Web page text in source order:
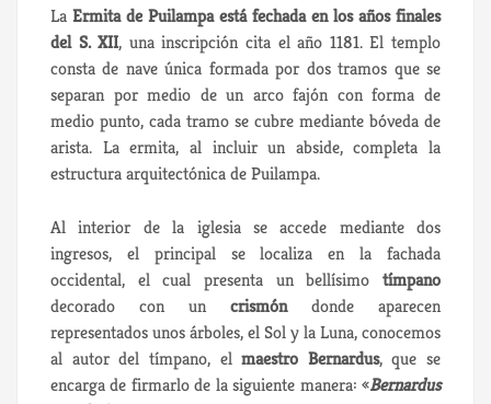
La Ermita de Puilampa está fechada en los años finales
del S. XII, una inscripción cita el año 1181. El templo
consta de nave única formada por dos tramos que se
separan por medio de un arco fajón con forma de
medio punto, cada tramo se cubre mediante bóveda de
arista. La ermita, al incluir un abside, completa la
estructura arquitectónica de Puilampa.
Al interior de la iglesia se accede mediante dos
ingresos, el principal se localiza en la fachada
occidental, el cual presenta un bellísimo tímpano
decorado con un crismóndonde aparecen
representados unos árboles, el Sol y la Luna, conocemos
al autor del tímpano, elmaestro Bernardus, que se
encarga de firmarlo de la siguiente manera: «Bernardus